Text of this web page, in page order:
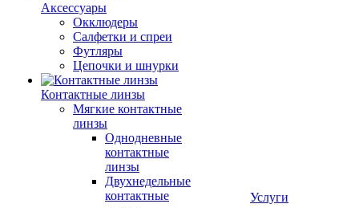
Аксессуары
Окклюдеры
Салфетки и спреи
Футляры
Цепочки и шнурки
Контактные линзы
Мягкие контактные
линзы
Однодневные
контактные
линзы
Двухнедельные
контактные
Услуги